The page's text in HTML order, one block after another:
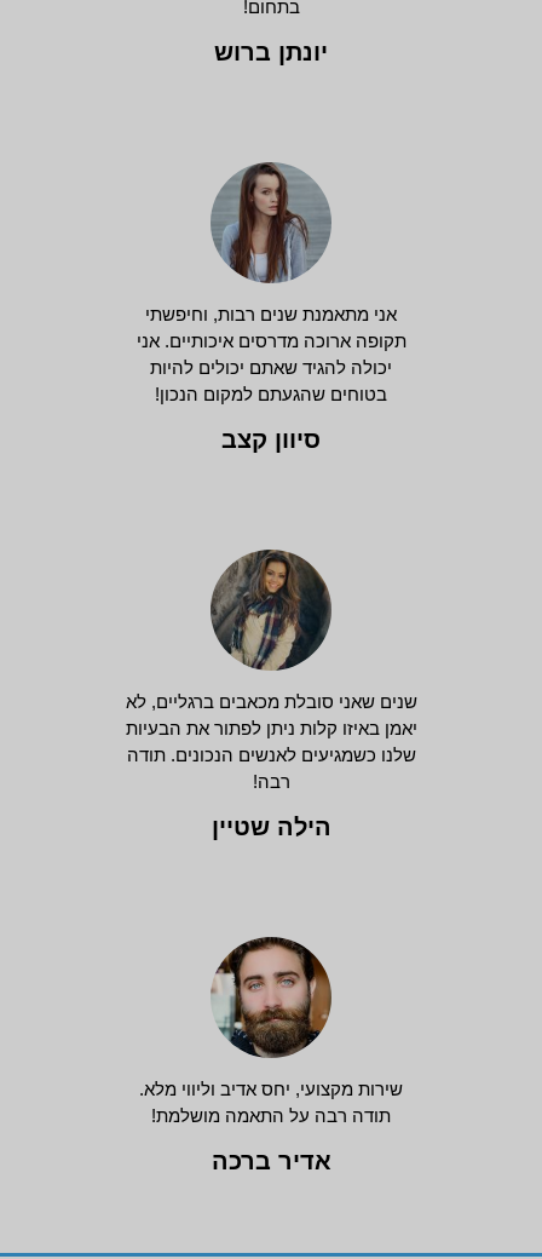
בתחום!
יונתן ברוש
אני מתאמנת שנים רבות, וחיפשתי
תקופה ארוכה מדרסים איכותיים. אני
יכולה להגיד שאתם יכולים להיות
בטוחים שהגעתם למקום הנכון!
סיוון קצב
שנים שאני סובלת מכאבים ברגליים, לא
יאמן באיזו קלות ניתן לפתור את הבעיות
שלנו כשמגיעים לאנשים הנכונים. תודה
רבה!
הילה שטיין
שירות מקצועי, יחס אדיב וליווי מלא.
תודה רבה על התאמה מושלמת!
אדיר ברכה